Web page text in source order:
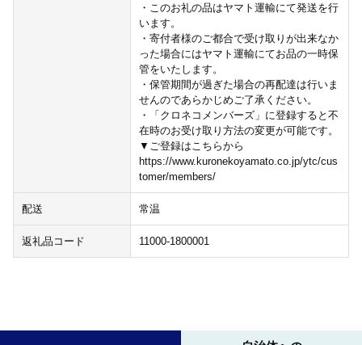
・このお礼の品はヤマト運輸にて発送を行
います。
・寄付者様のご都合で受け取りが出来なか
った場合にはヤマト運輸にてお品の一時保
管をいたします。
・保管期間が過ぎた場合の再配達は行いま
せんのであらかじめご了承ください。
・「クロネコメンバーズ」に登録すると不
在時のお受け取り方法の変更が可能です。
▼ご登録はこちらから
https://www.kuronekoyamato.co.jp/ytc/cus
tomer/members/
配送 常温
返礼品コード 11000-1800001